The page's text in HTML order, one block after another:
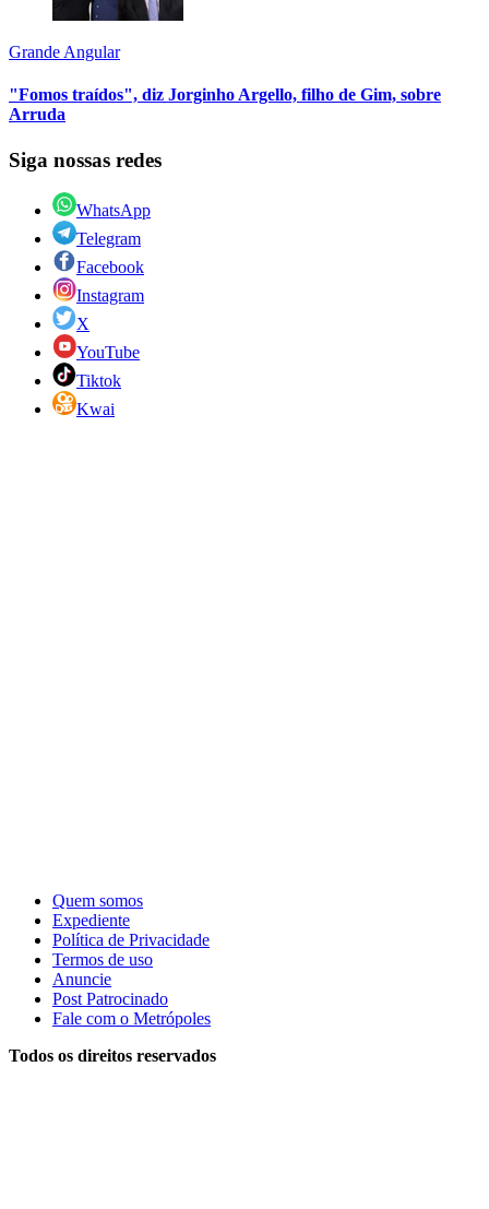
Grande Angular
"Fomos traídos", diz Jorginho Argello, filho de Gim, sobre
Arruda
Siga nossas redes
WhatsApp
Telegram
Facebook
Instagram
X
YouTube
Tiktok
Kwai
Quem somos
Expediente
Política de Privacidade
Termos de uso
Anuncie
Post Patrocinado
Fale com o Metrópoles
Todos os direitos reservados